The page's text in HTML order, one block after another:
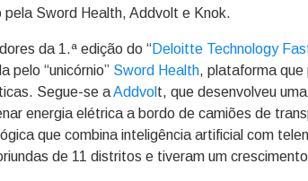
Sword Health, Addvolt e Knok.
da 1.ª edição do “Deloitte Technology
pelo “unicórnio” Sword Health, plataforma
Segue-se aAddvol t, que desenvolveu
energia elétrica a bordo de camiões de
que combina inteligência artificial com
de 11 distritos e tiveram um